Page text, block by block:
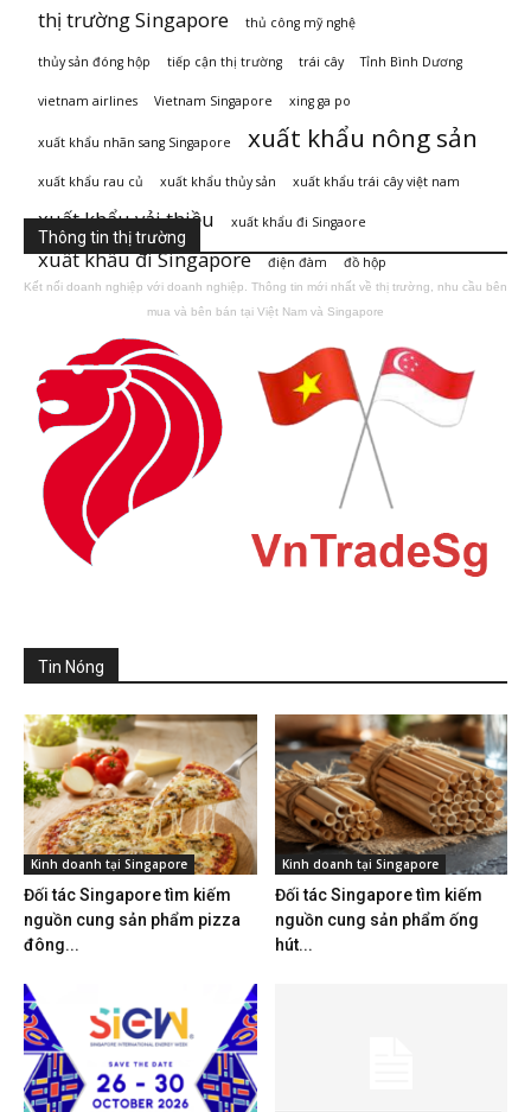
thị trường Singapore thủ công mỹ nghệ
thủy sản đóng hộp tiếp cận thị trường trái cây Tỉnh Bình Dương
vietnam airlines Vietnam Singapore xing ga po
xuất khẩu nhãn sang Singapore xuất khẩu nông sản
xuất khẩu rau củ xuất khẩu thủy sản xuất khẩu trái cây việt nam
xuất khẩu vải thiều xuất khẩu đi Singaore
xuất khẩu đi Singapore điện đàm đồ hộp
Thông tin thị trường
Kết nối doanh nghiệp với doanh nghiệp. Thông tin mới nhất về thị trường, nhu cầu bên
mua và bên bán tại Việt Nam và Singapore
Tin Nóng
Kinh doanh tại Singapore
Đối tác Singapore tìm kiếm
nguồn cung sản phẩm pizza
đông...
Kinh doanh tại Singapore
Đối tác Singapore tìm kiếm
nguồn cung sản phẩm ống
hút...